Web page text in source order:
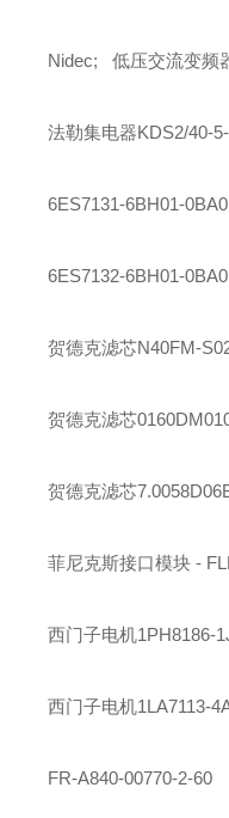
Nidec; 低压交流变频
法勒集电器KDS2/40-
6ES7131-6BH01-0BA0
6ES7132-6BH01-0BA0
贺德克滤芯N40FM-
贺德克滤芯
贺德克滤芯
菲尼克斯接口模块 -
西门子电机1PH8186-
西门子电机1LA7113-
FR-A840-00770-2-60